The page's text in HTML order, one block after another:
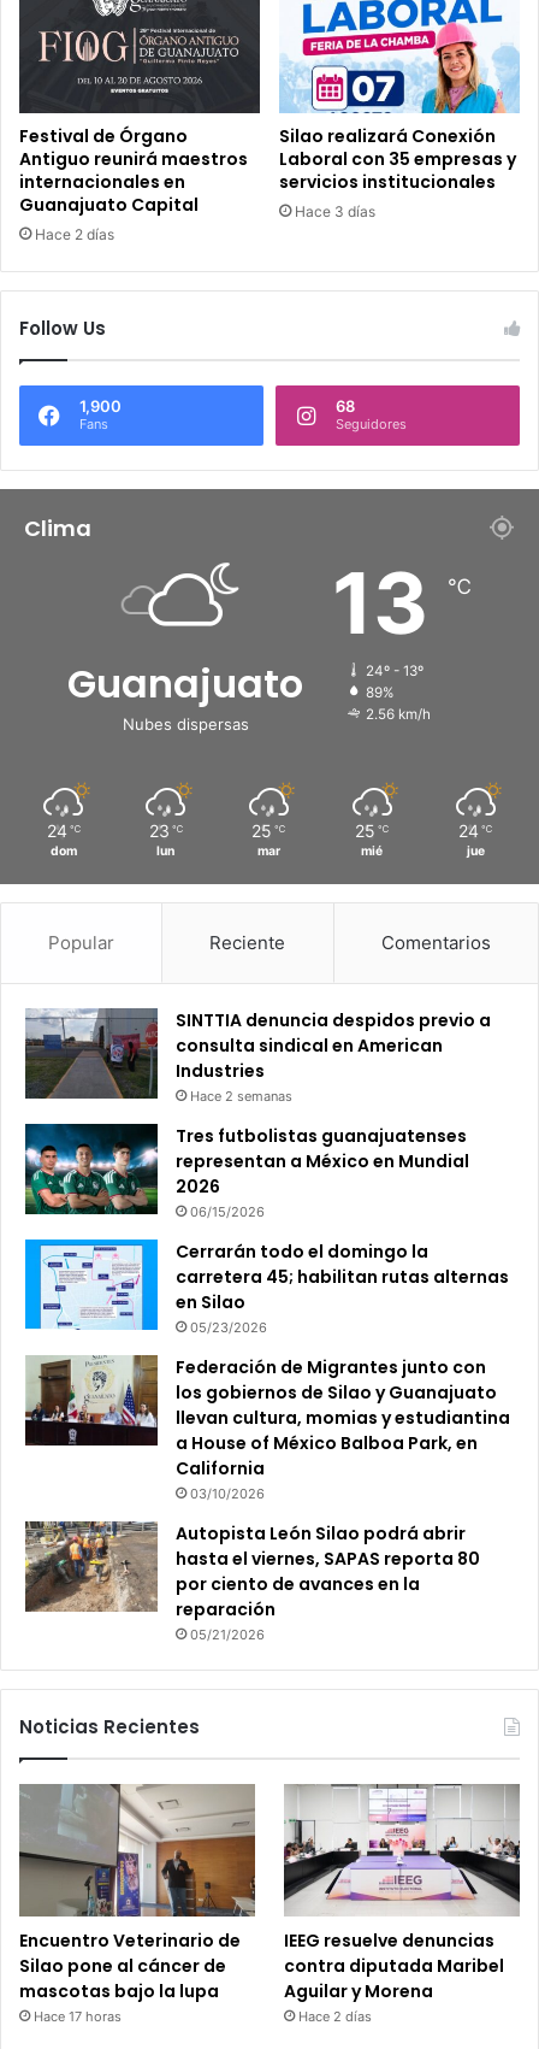
Festival de Órgano
Antiguo reunirá maestros
internacionales en
Guanajuato Capital
Hace 2 días
Silao realizará Conexión
Laboral con 35 empresas y
servicios institucionales
Hace 3 días
Follow Us
1,900
Fans
68
Seguidores
Clima
Guanajuato
Nubes dispersas
13 ℃
24º - 13º
89%
2.56 km/h
24 ℃
dom
23 ℃
lun
25 ℃
mar
25 ℃
mié
24 ℃
jue
Popular Reciente Comentarios
SINTTIA denuncia despidos previo a
consulta sindical en American
Industries
Hace 2 semanas
Tres futbolistas guanajuatenses
representan a México en Mundial
2026
06/15/2026
Cerrarán todo el domingo la
carretera 45; habilitan rutas alternas
en Silao
05/23/2026
Federación de Migrantes junto con
los gobiernos de Silao y Guanajuato
llevan cultura, momias y estudiantina
a House of México Balboa Park, en
California
03/10/2026
Autopista León Silao podrá abrir
hasta el viernes, SAPAS reporta 80
por ciento de avances en la
reparación
05/21/2026
Noticias Recientes
Encuentro Veterinario de
Silao pone al cáncer de
mascotas bajo la lupa
Hace 17 horas
IEEG resuelve denuncias
contra diputada Maribel
Aguilar y Morena
Hace 2 días